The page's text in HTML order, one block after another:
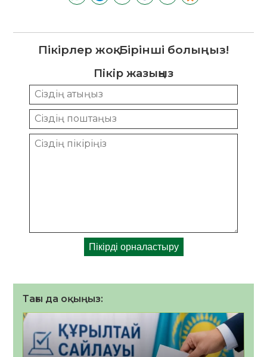
Пікірлер жоқ. Бірінші болыңыз!
Пікір жазыңыз
Тағы да оқыңыз: